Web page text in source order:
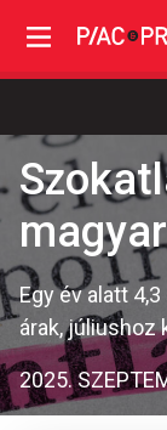
Egy év alatt
árak, júliushoz
2025.